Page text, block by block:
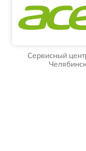
Сервисный